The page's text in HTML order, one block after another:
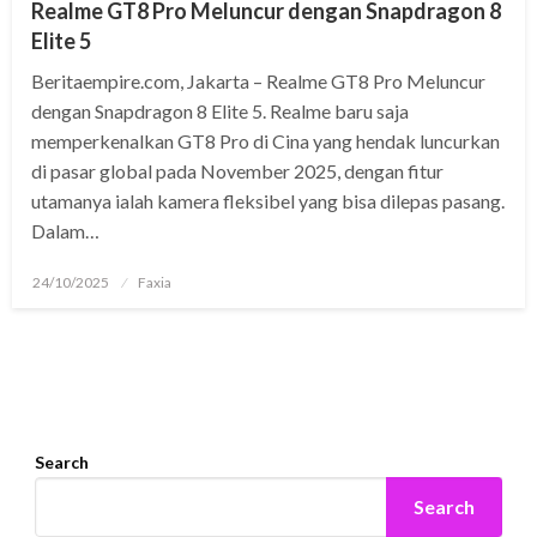
Realme GT8 Pro Meluncur dengan Snapdragon 8
Elite 5
Beritaempire.com, Jakarta – Realme GT8 Pro Meluncur
dengan Snapdragon 8 Elite 5. Realme baru saja
memperkenalkan GT8 Pro di Cina yang hendak luncurkan
di pasar global pada November 2025, dengan fitur
utamanya ialah kamera fleksibel yang bisa dilepas pasang.
Dalam…
Posted
24/10/2025 Faxia
Search
Search